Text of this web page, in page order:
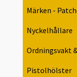
Märken -
Nyckelhållare
Ordningsvakt
Pistolhölster